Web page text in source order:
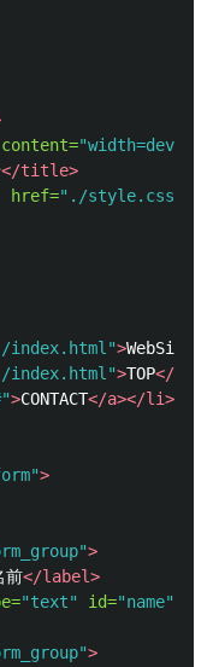
content=
</title>
href="./style.css"
index.html">WebSite
index.html">TOP</
>CONTACT</a></li>
>
>
前</label>
"text" id="name"
>